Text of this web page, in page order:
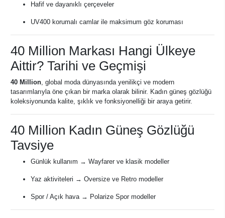
Hafif ve dayanıklı çerçeveler
UV400 korumalı camlar ile maksimum göz koruması
40 Million Markası Hangi Ülkeye
Aittir? Tarihi ve Geçmişi
40 Million, global moda dünyasında yenilikçi ve modern
tasarımlarıyla öne çıkan bir marka olarak bilinir. Kadın güneş gözlüğü
koleksiyonunda kalite, şıklık ve fonksiyonelliği bir araya getirir.
40 Million Kadın Güneş Gözlüğü
Tavsiye
Günlük kullanım → Wayfarer ve klasik modeller
Yaz aktiviteleri → Oversize ve Retro modeller
Spor / Açık hava → Polarize Spor modeller